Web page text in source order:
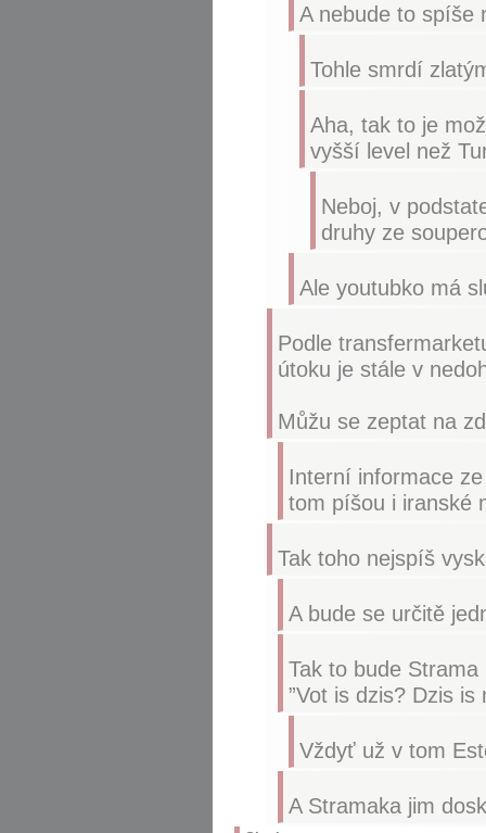
A nebude to spíše
Tohle smrdí
Aha, tak to je
vyšší level než
Neboj, v
druhy ze
Ale youtubko má
Podle
útoku je stále v
Můžu se zeptat na
Interní informace
tom píšou i iranské
Tak toho nejspíš
A bude se určitě
Tak to bude
”Vot is dzis? Dzis
Vždyť už v tom
A Stramaka jim